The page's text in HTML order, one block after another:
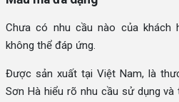
Chưa có nhu cầu nào của khách
không thể đáp ứng.
Được sản xuất tại Việt Nam, là
Sơn Hà hiểu rõ nhu cầu sử dụng